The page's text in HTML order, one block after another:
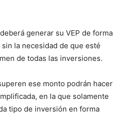
generar su VEP de forma
la necesidad de que esté
de todas las inversiones.
ese monto podrán hacer
en la que solamente
tipo de inversión en forma